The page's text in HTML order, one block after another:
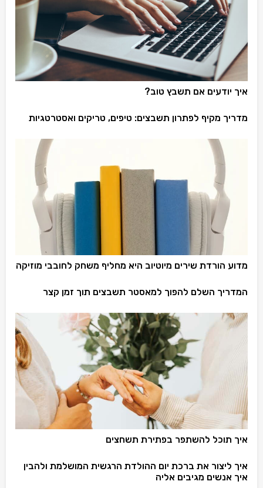
איך יודעים אם תשבץ טוב?
מדריך מקיף לפתרון תשבצים: טיפים, טריקים ואסטרטגיות
מדוע הורדת שירים מיוטיוב היא מחליף משחק לחובבי מוזיקה
המדריך השלם להפוך למאסטר תשבצים תוך זמן קצר
איך תוכל להשתפר בפתירת תשחצים
איך ליצור את ברכת יום ההולדת הרגשית המושלמת ולהבין
איך אנשים מגיבים אליה